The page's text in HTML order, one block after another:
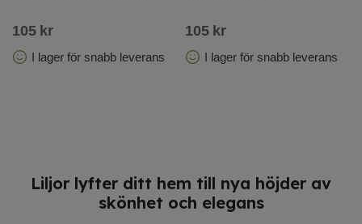
105 kr
I lager för snabb leverans
105 kr
I lager för snabb leverans
Liljor lyfter ditt hem till nya höjder av
skönhet och elegans